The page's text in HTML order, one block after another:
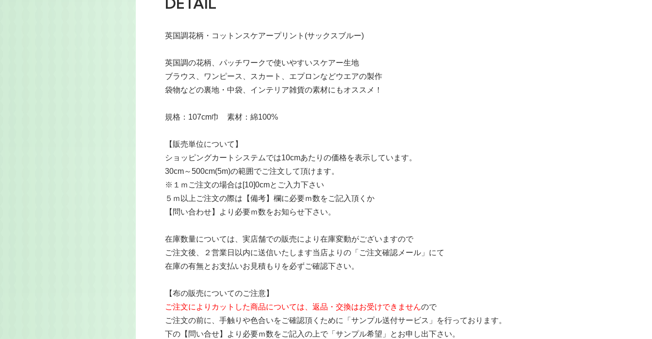
英国調花柄・コットンスケアープリント(サックスブルー)
英国調の花柄、パッチワークで使いやすいスケアー生地
ブラウス、ワンピース、スカート、エプロンなどウエアの製作
袋物などの裏地・中袋、インテリア雑貨の素材にもオススメ！
規格：107cm巾 素材：綿100%
【販売単位について】
ショッピングカートシステムでは10cmあたりの価格を表示しています。
30cm～500cm(5m)の範囲でご注文して頂けます。
※１ｍご注文の場合は[10]0cmとご入力下さい
５ｍ以上ご注文の際は【備考】欄に必要ｍ数をご記入頂くか
【問い合わせ】より必要ｍ数をお知らせ下さい。
在庫数量については、実店舗での販売により在庫変動がございますので
ご注文後、２営業日以内に送信いたします当店よりの「ご注文確認メール」にて
在庫の有無とお支払いお見積もりを必ずご確認下さい。
【布の販売についてのご注意】
ご注文によりカットした商品については、返品・交換はお受けできませんので
ご注文の前に、手触りや色合いをご確認頂くために「サンプル送付サービス」を行っております。
下の【問い合せ】より必要ｍ数をご記入の上で「サンプル希望」とお申し出下さい。